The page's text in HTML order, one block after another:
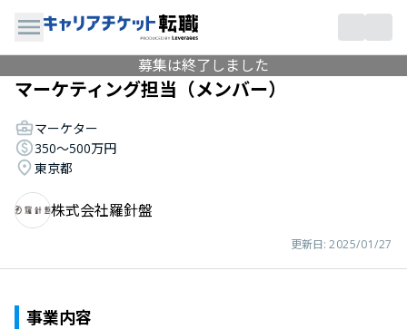
募集は終了しました
マーケティング担当（メンバー）
マーケター
350〜500万円
東京都
株式会社羅針盤
更新日: 2025/01/27
事業内容